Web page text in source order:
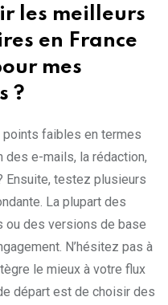
les meilleurs
en France
mes
?
points faibles en termes
e-mails, la rédaction,
Ensuite, testez plusieurs
La plupart des
des versions de base
N’hésitez pas à
le mieux à votre flux
départ est de choisir des